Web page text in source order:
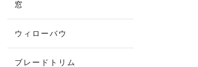
窓
ウィローバウ
ブレードトリム